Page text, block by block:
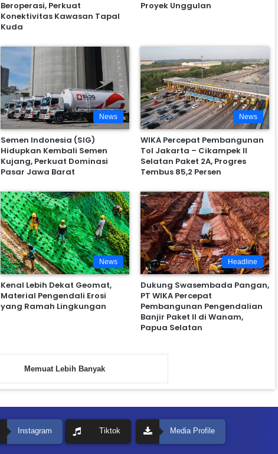
Beroperasi, Perkuat
Konektivitas Kawasan Tapal
Kuda
Proyek Unggulan
News
Semen Indonesia (SIG)
Hidupkan Kembali Semen
Kujang, Perkuat Dominasi
Pasar Jawa Barat
News
WIKA Percepat Pembangunan
Tol Jakarta – Cikampek II
Selatan Paket 2A, Progres
Tembus 85,2 Persen
News
Kenal Lebih Dekat Geomat,
Material Pengendali Erosi
yang Ramah Lingkungan
Headline
Dukung Swasembada Pangan,
PT WIKA Percepat
Pembangunan Pengendalian
Banjir Paket II di Wanam,
Papua Selatan
Memuat Lebih Banyak
Instagram Tiktok Media Profile